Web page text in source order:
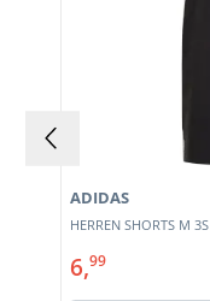
HERREN SHORTS M
ADIDAS
6,99